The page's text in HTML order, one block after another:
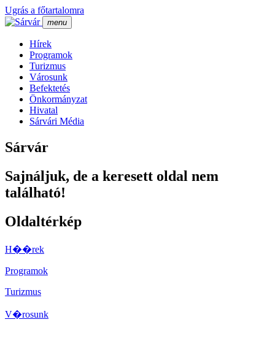
Ugrás a főtartalomra
menu
Hí­rek
Programok
Turizmus
Városunk
Befektetés
Önkormányzat
Hivatal
Sárvári Média
Sárvár
Sajnáljuk, de a keresett oldal nem
található!
Oldaltérkép
H��rek
Programok
Turizmus
V�rosunk